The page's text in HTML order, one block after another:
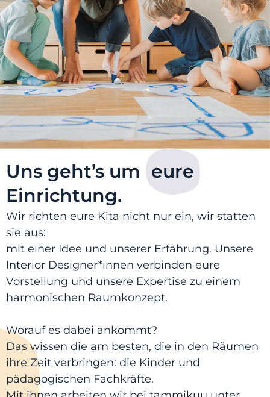
Uns geht’s um eure
Einrichtung.
Wir richten eure Kita nicht nur ein, wir statten
sie aus:
mit einer Idee und unserer Erfahrung. Unsere
Interior Designer*innen verbinden eure
Vorstellung und unsere Expertise zu einem
harmonischen Raumkonzept.
Worauf es dabei ankommt?
Das wissen die am besten, die in den Räumen
ihre Zeit verbringen: die Kinder und
pädagogischen Fachkräfte.